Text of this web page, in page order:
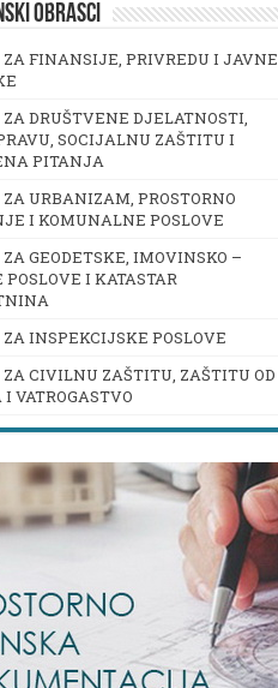
OBRASCI
ZA FINANSIJE, PRIVREDU I JAVNE
DRUŠTVENE DJELATNOSTI,
SOCIJALNU ZAŠTITU I
PITANJA
URBANIZAM, PROSTORNO
I KOMUNALNE POSLOVE
GEODETSKE, IMOVINSKO –
POSLOVE I KATASTAR
INSPEKCIJSKE POSLOVE
CIVILNU ZAŠTITU, ZAŠTITU OD
VATROGASTVO